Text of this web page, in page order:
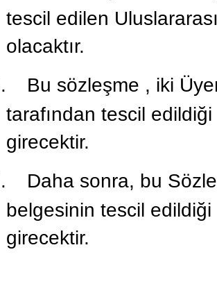
tescil edilen
olacaktır.
Bu sözleşme , iki
tarafından tescil
girecektir.
Daha sonra, bu
belgesinin tescil
girecektir.